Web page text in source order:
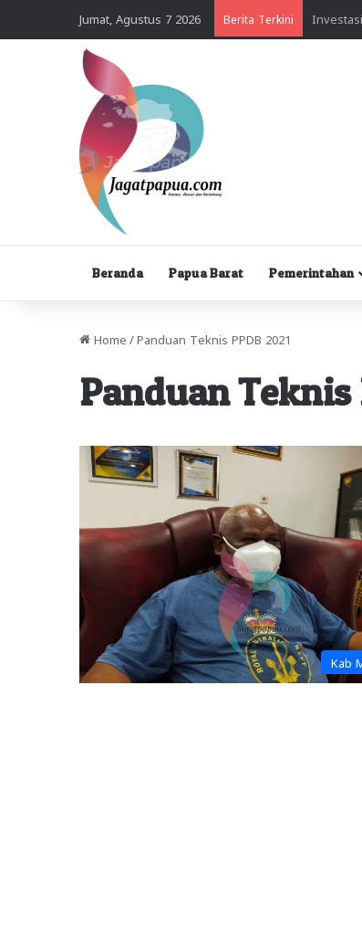
Jumat, Agustus 7 2026 Berita Terkini
Beranda Papua Barat Pemerintahan
Home / Panduan Teknis PPDB 2021
Panduan Teknis
Kab